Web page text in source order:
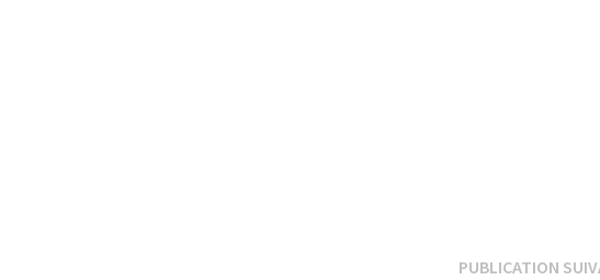
PUBLICATION